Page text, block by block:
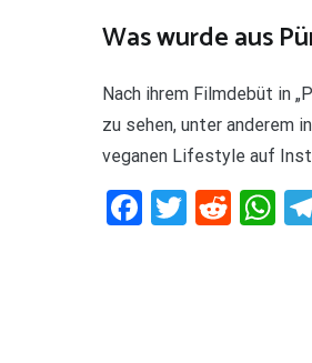
Was wurde aus
Nach ihrem Filmdebüt in
zu sehen, unter anderem
veganen Lifestyle auf
Facebook
Twitter